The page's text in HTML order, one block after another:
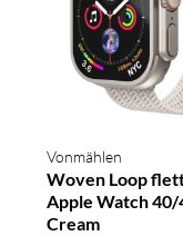
Vonmählen
Woven Loop
Apple Watch 40/
Cream